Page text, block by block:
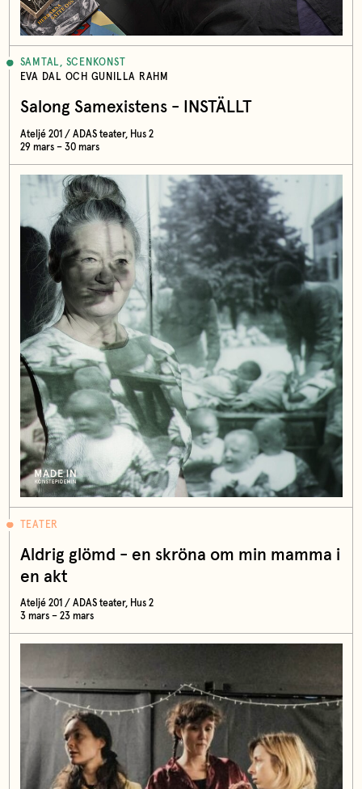
SAMTAL, SCENKONST
EVA DAL OCH GUNILLA RAHM
Salong Samexistens - INSTÄLLT
Ateljé 201 / ADAS teater, Hus 2
29 mars – 30 mars
TEATER
Aldrig glömd - en skröna om min mamma i
en akt
Ateljé 201 / ADAS teater, Hus 2
3 mars – 23 mars